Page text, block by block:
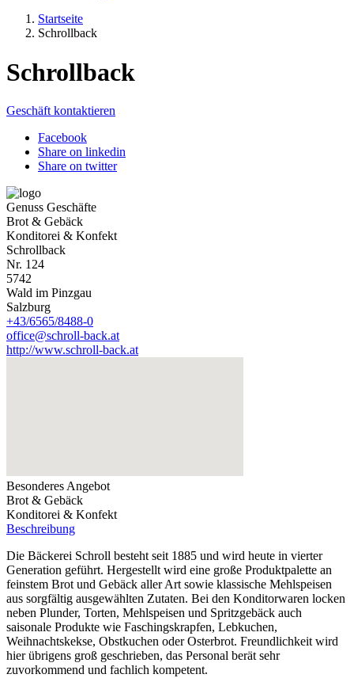
Startseite
Schrollback
Schrollback
Geschäft kontaktieren
Facebook
Share on linkedin
Share on twitter
Genuss Geschäfte
Brot & Gebäck
Konditorei & Konfekt
Schrollback
Nr. 124
5742
Wald im Pinzgau
Salzburg
+43/6565/8488-0
office@schroll-back.at
http://www.schroll-back.at
Besonderes Angebot
Brot & Gebäck
Konditorei & Konfekt
Beschreibung
Die Bäckerei Schroll besteht seit 1885 und wird heute in vierter
Generation geführt. Hergestellt wird eine große Produktpalette an
feinstem Brot und Gebäck aller Art sowie klassische Mehlspeisen
aus sorgfältig ausgewählten Zutaten. Bei den Konditorwaren locken
neben Plunder, Torten, Mehlspeisen und Spritzgebäck auch
saisonale Produkte wie Faschingskrapfen, Lebkuchen,
Weihnachtskekse, Obstkuchen oder Osterbrot. Freundlichkeit wird
hier übrigens groß geschrieben, das Personal berät sehr
zuvorkommend und fachlich kompetent.